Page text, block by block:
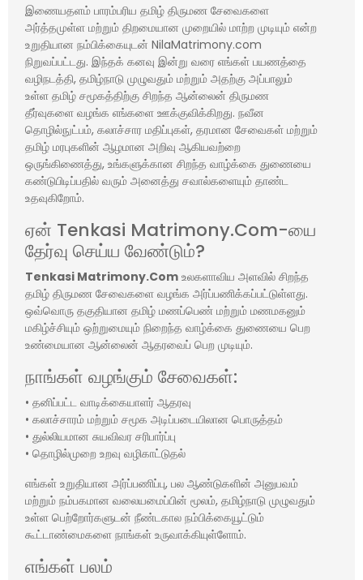
இணையதளம் பாரம்பரிய தமிழ் திருமண சேவைகளை
அர்த்தமுள்ள மற்றும் திறமையான முறையில் மாற்ற முடியும் என்ற
உறுதியான நம்பிக்கையுடன் NilaMatrimony.com
நிறுவப்பட்டது. இந்தக் கனவு இன்று வரை எங்கள் பயணத்தை
வழிநடத்தி, தமிழ்நாடு முழுவதும் மற்றும் அதற்கு அப்பாலும்
உள்ள தமிழ் சமூகத்திற்கு சிறந்த ஆன்லைன் திருமண
தீர்வுகளை வழங்க எங்களை ஊக்குவிக்கிறது. நவீன
தொழில்நுட்பம், கலாச்சார மதிப்புகள், தரமான சேவைகள் மற்றும்
தமிழ் மரபுகளின் ஆழமான அறிவு ஆகியவற்றை
ஒருங்கிணைத்து, உங்களுக்கான சிறந்த வாழ்க்கை துணையை
கண்டுபிடிப்பதில் வரும் அனைத்து சவால்களையும் தாண்ட
உதவுகிறோம்.
ஏன் Tenkasi Matrimony.Com-யை
தேர்வு செய்ய வேண்டும்?
Tenkasi Matrimony.Com உலகளாவிய அளவில் சிறந்த
தமிழ் திருமண சேவைகளை வழங்க அர்ப்பணிக்கப்பட்டுள்ளது.
ஒவ்வொரு தகுதியான தமிழ் மணப்பெண் மற்றும் மணமகனும்
மகிழ்ச்சியும் ஒற்றுமையும் நிறைந்த வாழ்க்கை துணையை பெற
உண்மையான ஆன்லைன் ஆதரவைப் பெற முடியும்.
நாங்கள் வழங்கும் சேவைகள்:
• தனிப்பட்ட வாடிக்கையாளர் ஆதரவு
• கலாச்சாரம் மற்றும் சமூக அடிப்படையிலான பொருத்தம்
• துல்லியமான சுயவிவர சரிபார்ப்பு
• தொழில்முறை உறவு வழிகாட்டுதல்
எங்கள் உறுதியான அர்ப்பணிப்பு, பல ஆண்டுகளின் அனுபவம்
மற்றும் நம்பகமான வலையமைப்பின் மூலம், தமிழ்நாடு முழுவதும்
உள்ள பெற்றோர்களுடன் நீண்டகால நம்பிக்கையூட்டும்
கூட்டாண்மைகளை நாங்கள் உருவாக்கியுள்ளோம்.
எங்கள் பலம்